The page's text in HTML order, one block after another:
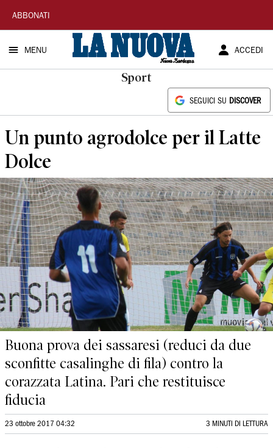
La
Nuova
Sardegna
ABBONATI
MENU ACCEDI
Sport
SEGUICI SU DISCOVER
Un punto agrodolce per il Latte
Dolce
Buona prova dei sassaresi (reduci da due
sconfitte casalinghe di fila) contro la
corazzata Latina. Pari che restituisce
fiducia
23 ottobre 2017 04:32 3 MINUTI DI LETTURA